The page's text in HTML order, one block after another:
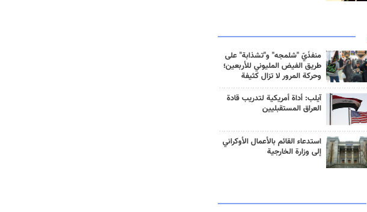
منفذَيّ "شلمجه" و"تشذابة" على
طريق الفيض المليوني للأربعين؛
وحركة المرور لا تزال كثيفة
آيلب: أداة أمريكية لتدريب قادة
العراق المستقبليين
استدعاء القائم بالأعمال الأوكراني
إلى وزارة الخارجية